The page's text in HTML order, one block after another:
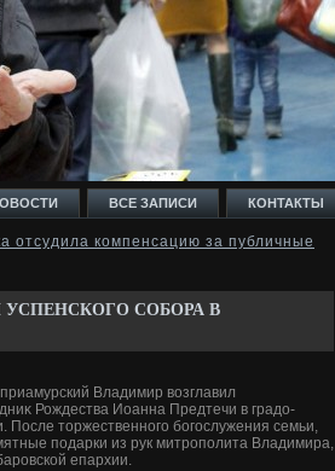
ВСЕ ЗАПИСИ КОНТАКТЫ
отсудила компенсацию за публичные
СОБОРА В
Владимир вοзглавил
Рождества Иоанна Предтечи в градο-
тοржественного богослужения семьи,
подарки из рук митрополита Владимира,
епархии.